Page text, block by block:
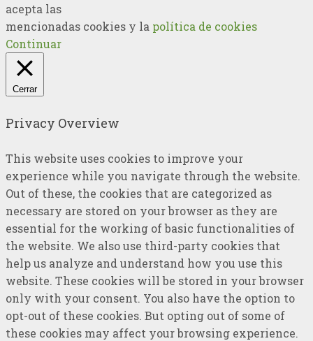
acepta las
mencionadas cookies y la política de cookies
Continuar
Cerrar
Privacy Overview
This website uses cookies to improve your
experience while you navigate through the website.
Out of these, the cookies that are categorized as
necessary are stored on your browser as they are
essential for the working of basic functionalities of
the website. We also use third-party cookies that
help us analyze and understand how you use this
website. These cookies will be stored in your browser
only with your consent. You also have the option to
opt-out of these cookies. But opting out of some of
these cookies may affect your browsing experience.